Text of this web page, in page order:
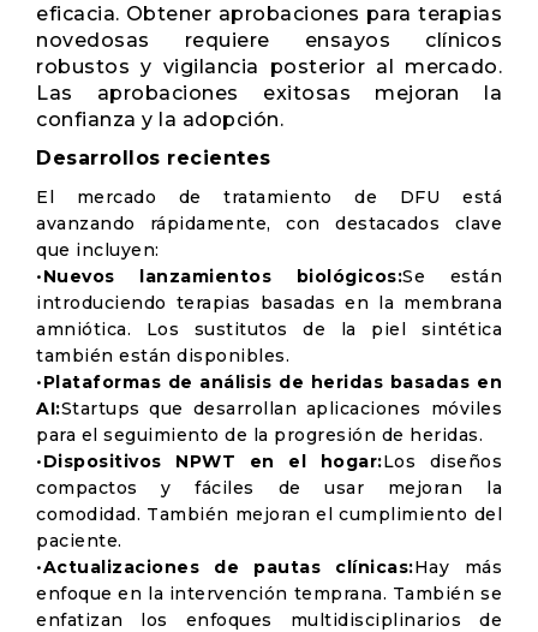
eficacia. Obtener aprobaciones para terapias
novedosas requiere ensayos clínicos
robustos y vigilancia posterior al mercado.
Las aprobaciones exitosas mejoran la
confianza y la adopción.
Desarrollos recientes
El mercado de tratamiento de DFU está
avanzando rápidamente, con destacados clave
que incluyen:
•Nuevos lanzamientos biológicos:Se están
introduciendo terapias basadas en la membrana
amniótica. Los sustitutos de la piel sintética
también están disponibles.
•Plataformas de análisis de heridas basadas en
AI:Startups que desarrollan aplicaciones móviles
para el seguimiento de la progresión de heridas.
•Dispositivos NPWT en el hogar:Los diseños
compactos y fáciles de usar mejoran la
comodidad. También mejoran el cumplimiento del
paciente.
•Actualizaciones de pautas clínicas:Hay más
enfoque en la intervención temprana. También se
enfatizan los enfoques multidisciplinarios de